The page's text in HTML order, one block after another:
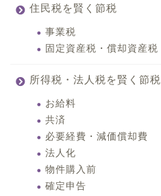
住民税を賢く節税
事業税
固定資産税・償却資産税
所得税・法人税を賢く節税
お給料
共済
必要経費・減価償却費
法人化
物件購入前
確定申告